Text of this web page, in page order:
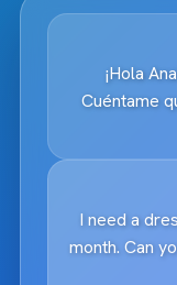
¡Hola
Cuéntame
I need a
month. Can